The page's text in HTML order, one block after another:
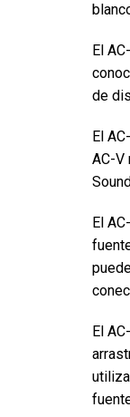
El
de
El
AC-V
El
El